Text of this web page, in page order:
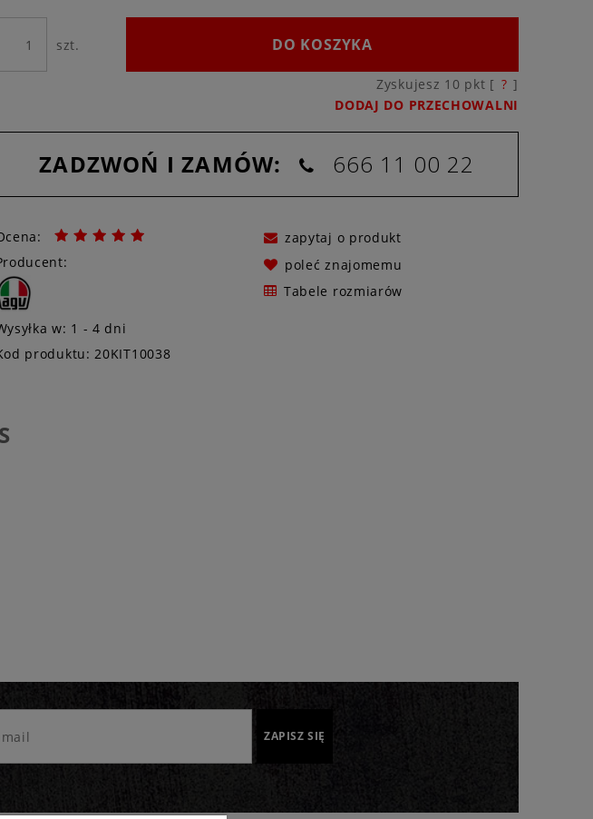
szt. DO KOSZYKA
Zyskujesz 10 pkt [ ? ]
DODAJ DO PRZECHOWALNI
ZADZWOŃ I ZAMÓW: 666 11 00 22
w: 1 - 4 dni
zapytaj o produkt
poleć znajomemu
Tabele rozmiarów
produktu: 20KIT10038
ZAPISZ SIĘ